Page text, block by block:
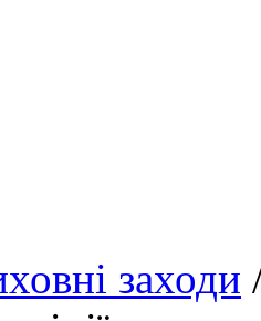
заходи